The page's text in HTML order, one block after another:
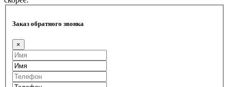
Заказ обратного звонка
×